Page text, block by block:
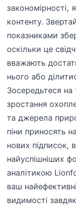
закономірності,
контенту.
показниками
оскільки це
вважають
нього або
Зосередьтеся
зростання
та джерела
піни приносять
нових підписок,
найуспішніших
аналітикою
ваш
видимості